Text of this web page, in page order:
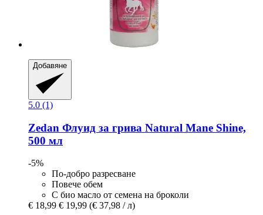
Добавяне
5.0 (1)
Zedan Флуид за грива Natural Mane Shine,
500 мл
-5%
По-добро разресване
Повече обем
С био масло от семена на броколи
€ 18,99 € 19,99 (€ 37,98 / л)